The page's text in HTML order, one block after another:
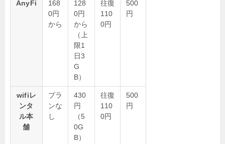
AnyFi
168
0円
から
128
0円
から
（上
限1
日3
G
B）
往復
110
0円
500
円
wifiレ
ンタ
ル本
舗
プラ
ンな
し
430
円
（5
0G
B）
往復
110
0円
500
円